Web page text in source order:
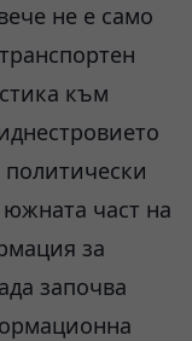
не е само
към
част на
за
започва